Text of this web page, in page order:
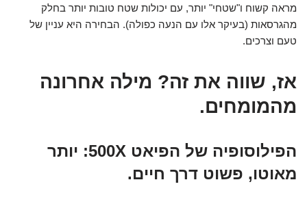
מראה קשוח ו"שטחי" יותר, עם יכולות שטח טובות יותר בחלק
מהגרסאות (בעיקר אלו עם הנעה כפולה). הבחירה היא עניין של
טעם וצרכים.
אז, שווה את זה? מילה אחרונה
מהמומחים.
הפילוסופיה של הפיאט 500X: יותר
מאוטו, פשוט דרך חיים.